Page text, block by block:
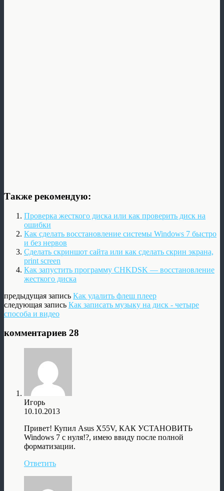
Также рекомендую:
Проверка жесткого диска или как проверить диск на
ошибки
Как сделать восстановление системы Windows 7 быстро
и без нервов
Сделать скриншот сайта или как сделать скрин экрана,
print screen
Как запустить программу CHKDSK — восстановление
жесткого диска
предыдущая запись Как удалить флеш плеер
следующая запись Как записать музыку на диск - четыре
способа и видео
комментариев 28
Игорь
10.10.2013
Привет! Купил Asus X55V, КАК УСТАНОВИТЬ
Windows 7 с нуля!?, имею ввиду после полной
форматизации.
Ответить